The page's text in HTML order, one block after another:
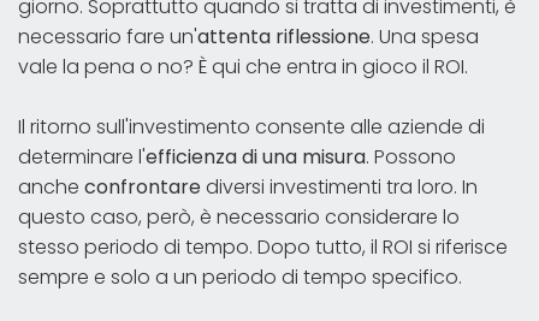
giorno. Soprattutto quando si tratta di investimenti, è
necessario fare un'attenta riflessione. Una spesa
vale la pena o no? È qui che entra in gioco il ROI.
Il ritorno sull'investimento consente alle aziende di
determinare l'efficienza di una misura. Possono
anche confrontarediversi investimenti tra loro. In
questo caso, però, è necessario considerare lo
stesso periodo di tempo. Dopo tutto, il ROI si riferisce
sempre e solo a un periodo di tempo specifico.